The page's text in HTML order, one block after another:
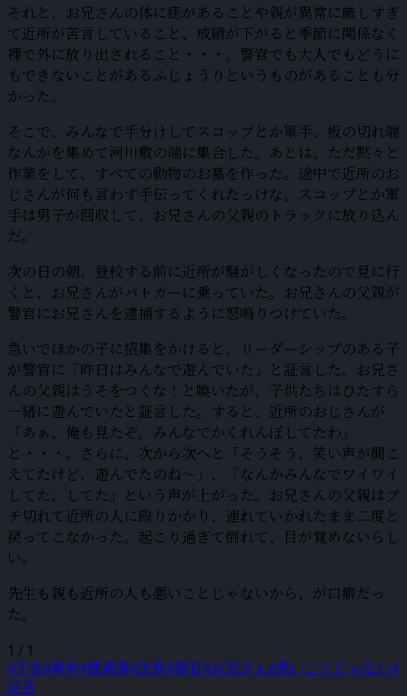
それと、お兄さんの体に痣があることや親が異常に厳しすぎ
て近所が苦言していること、成績が下がると季節に関係なく
裸で外に放り出されること・・・。警官でも大人でもどうに
もできないことがあるふじょうりというものがあることも分
かった。
そこで、みんなで手分けしてスコップとか軍手、板の切れ端
なんかを集めて河川敷の端に集合した。あとは、ただ黙々と
作業をして、すべての動物のお墓を作った。途中で近所のお
じさんが何も言わず手伝ってくれたっけな。スコップとか軍
手は男子が回収して、お兄さんの父親のトラックに放り込ん
だ。
次の日の朝、登校する前に近所が騒がしくなったので見に行
くと、お兄さんがパトカーに乗っていた。お兄さんの父親が
警官にお兄さんを逮捕するように怒鳴りつけていた。
急いでほかの子に招集をかけると、リーダーシップのある子
が警官に「昨日はみんなで遊んでいた」と証言した。お兄さ
んの父親はうそをつくな！と喚いたが、子供たちはひたすら
一緒に遊んでいたと証言した。すると、近所のおじさんが
「あぁ、俺も見たぞ。みんなでかくれんぼしてたわ」
と・・・。さらに、次から次へと「そうそう、笑い声が聞こ
えてたけど、遊んでたのね～」、「なんかみんなでワイワイ
してた、してた」という声が上がった。お兄さんの父親はブ
チ切れて近所の人に殴りかかり、連れていかれたまま二度と
戻ってこなかった。起こり過ぎて倒れて、目が覚めないらし
い。
先生も親も近所の人も悪いことじゃないから、が口癖だっ
た。
1 / 1
#子供#事件#捜索隊#近所#警官#お兄さん#悪いことじゃない#
証言